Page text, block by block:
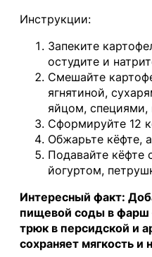
Инструкции:
Запеките
остудите и
Смешайте
ягнятиной,
яйцом,
Сформируйте 12
Обжарьте кёфте,
Подавайте кёфте
йогуртом,
Интересный факт:
пищевой соды в фарш
трюк в персидской и
сохраняет мягкость